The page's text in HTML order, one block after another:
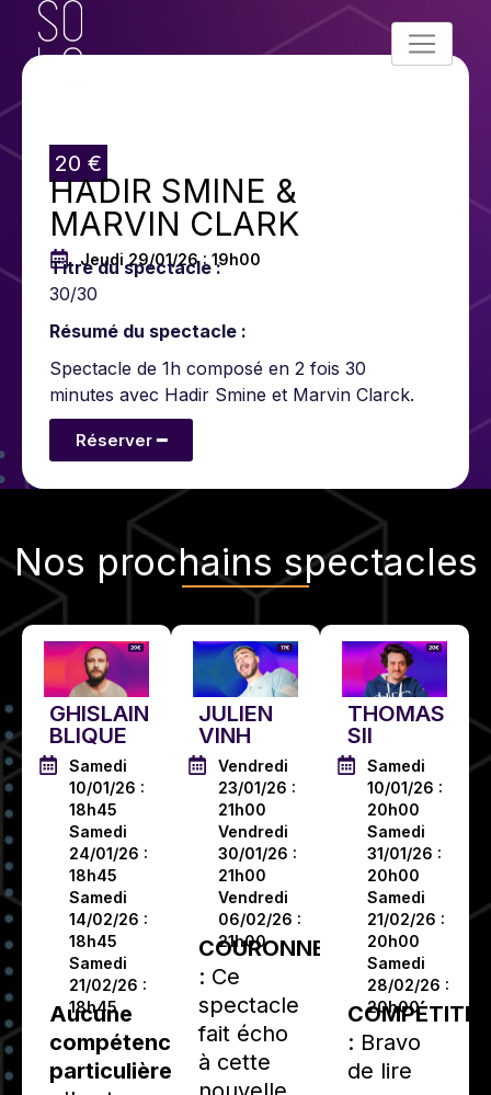
20 €
HADIR SMINE &
MARVIN CLARK
Jeudi 29/01/26 : 19h00
Titre du spectacle :
30/30
Résumé du spectacle :
Spectacle de 1h composé en 2 fois 30
minutes avec Hadir Smine et Marvin Clarck.
Réserver ━
Nos prochains spectacles
GHISLAIN
BLIQUE
Samedi
10/01/26 :
18h45
Samedi
24/01/26 :
18h45
Samedi
14/02/26 :
18h45
Samedi
21/02/26 :
18h45
Aucune
compétence
particulière
JULIEN
VINH
Vendredi
23/01/26 :
21h00
Vendredi
30/01/26 :
21h00
Vendredi
06/02/26 :
21h00
COURONNE
: Ce
spectacle
fait écho
à cette
THOMAS
SII
Samedi
10/01/26 :
20h00
Samedi
31/01/26 :
20h00
Samedi
21/02/26 :
20h00
Samedi
28/02/26 :
20h00
COMPÉTITIF
: Bravo
de lire